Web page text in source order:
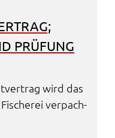
PRÜFUNG
wird das
verpach­